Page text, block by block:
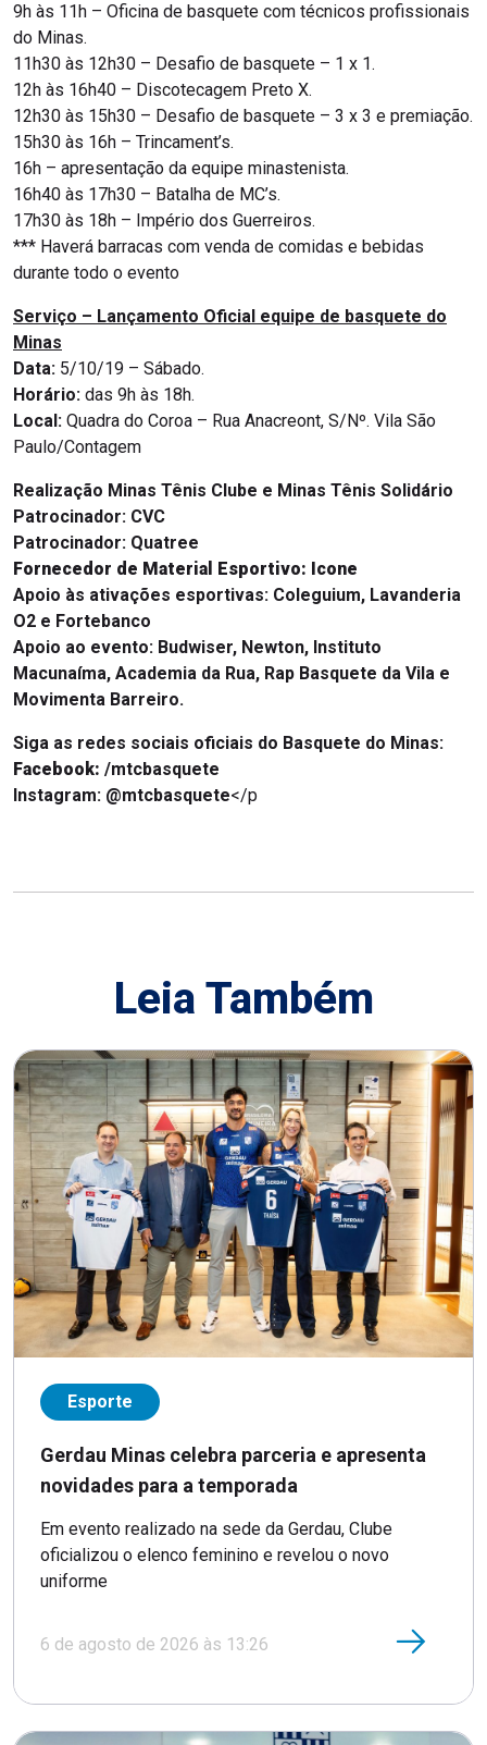
9h às 11h – Oficina de basquete com técnicos profissionais
do Minas.
11h30 às 12h30 – Desafio de basquete – 1 x 1.
12h às 16h40 – Discotecagem Preto X.
12h30 às 15h30 – Desafio de basquete – 3 x 3 e premiação.
15h30 às 16h – Trincament’s.
16h – apresentação da equipe minastenista.
16h40 às 17h30 – Batalha de MC’s.
17h30 às 18h – Império dos Guerreiros.
*** Haverá barracas com venda de comidas e bebidas
durante todo o evento
Serviço – Lançamento Oficial equipe de basquete do
Minas
Data: 5/10/19 – Sábado.
Horário: das 9h às 18h.
Local: Quadra do Coroa – Rua Anacreont, S/Nº. Vila São
Paulo/Contagem
Realização Minas Tênis Clube e Minas Tênis Solidário
Patrocinador: CVC
Patrocinador: Quatree
Fornecedor de Material Esportivo: Icone
Apoio às ativações esportivas: Coleguium, Lavanderia
O2 e Fortebanco
Apoio ao evento: Budwiser, Newton, Instituto
Macunaíma, Academia da Rua, Rap Basquete da Vila e
Movimenta Barreiro.
Siga as redes sociais oficiais do Basquete do Minas:
Facebook: /mtcbasquete
Instagram: @mtcbasquete</p
Leia Também
Esporte
Gerdau Minas celebra parceria e apresenta
novidades para a temporada
Em evento realizado na sede da Gerdau, Clube
oficializou o elenco feminino e revelou o novo
uniforme
6 de agosto de 2026 às 13:26